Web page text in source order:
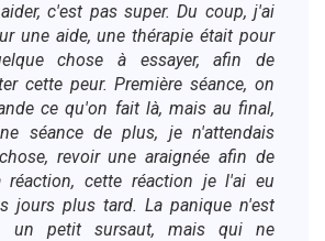
c'est pas super. Du coup, j'ai
une aide, une thérapie était pour
chose à essayer, afin de
cette peur. Première séance, on
ce qu'on fait là, mais au final,
séance de plus, je n'attendais
revoir une araignée afin de
réaction, cette réaction je l'ai eu
jours plus tard. La panique n'est
un petit sursaut, mais qui ne